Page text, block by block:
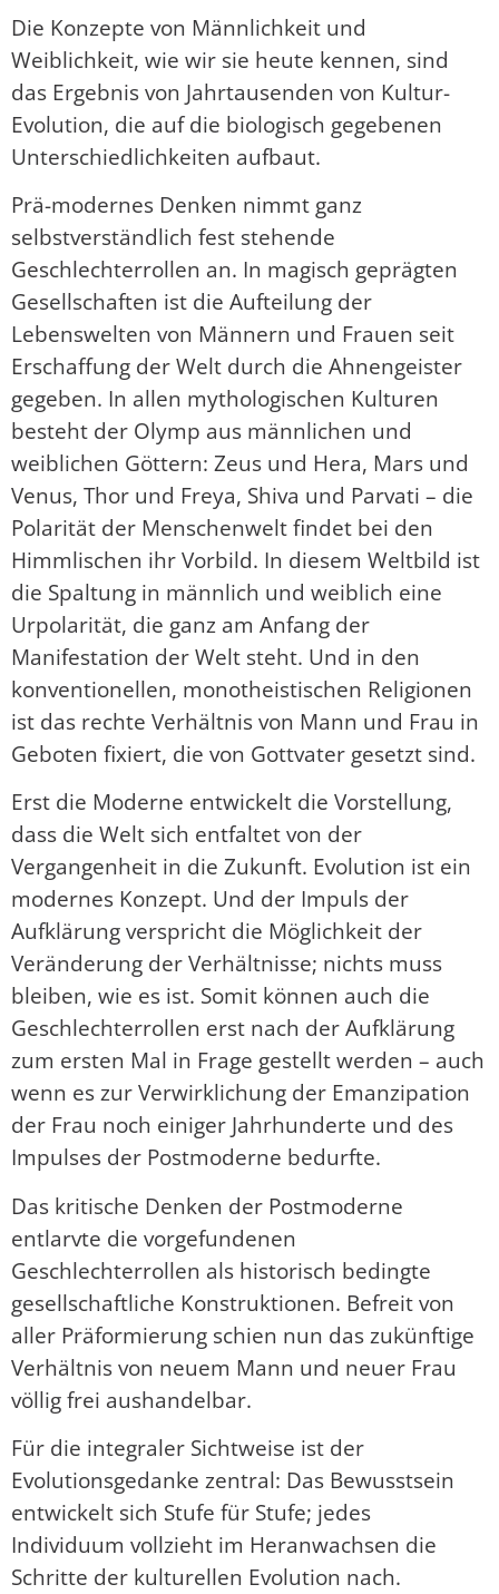
Die Konzepte von Männlichkeit und
Weiblichkeit, wie wir sie heute kennen, sind
das Ergebnis von Jahrtausenden von Kultur-
Evolution, die auf die biologisch gegebenen
Unterschiedlichkeiten aufbaut.
Prä-modernes Denken nimmt ganz
selbstverständlich fest stehende
Geschlechterrollen an. In magisch geprägten
Gesellschaften ist die Aufteilung der
Lebenswelten von Männern und Frauen seit
Erschaffung der Welt durch die Ahnengeister
gegeben. In allen mythologischen Kulturen
besteht der Olymp aus männlichen und
weiblichen Göttern: Zeus und Hera, Mars und
Venus, Thor und Freya, Shiva und Parvati – die
Polarität der Menschenwelt findet bei den
Himmlischen ihr Vorbild. In diesem Weltbild ist
die Spaltung in männlich und weiblich eine
Urpolarität, die ganz am Anfang der
Manifestation der Welt steht. Und in den
konventionellen, monotheistischen Religionen
ist das rechte Verhältnis von Mann und Frau in
Geboten fixiert, die von Gottvater gesetzt sind.
Erst die Moderne entwickelt die Vorstellung,
dass die Welt sich entfaltet von der
Vergangenheit in die Zukunft. Evolution ist ein
modernes Konzept. Und der Impuls der
Aufklärung verspricht die Möglichkeit der
Veränderung der Verhältnisse; nichts muss
bleiben, wie es ist. Somit können auch die
Geschlechterrollen erst nach der Aufklärung
zum ersten Mal in Frage gestellt werden – auch
wenn es zur Verwirklichung der Emanzipation
der Frau noch einiger Jahrhunderte und des
Impulses der Postmoderne bedurfte.
Das kritische Denken der Postmoderne
entlarvte die vorgefundenen
Geschlechterrollen als historisch bedingte
gesellschaftliche Konstruktionen. Befreit von
aller Präformierung schien nun das zukünftige
Verhältnis von neuem Mann und neuer Frau
völlig frei aushandelbar.
Für die integraler Sichtweise ist der
Evolutionsgedanke zentral: Das Bewusstsein
entwickelt sich Stufe für Stufe; jedes
Individuum vollzieht im Heranwachsen die
Schritte der kulturellen Evolution nach.